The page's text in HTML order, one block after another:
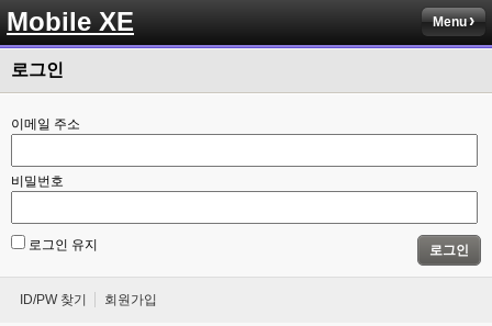
Mobile XE Menu
로그인
이메일 주소
비밀번호
로그인 유지 로그인
ID/PW 찾기 회원가입